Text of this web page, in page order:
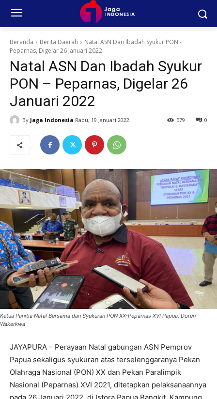
Beranda Berita Daerah
Natal ASN Dan Ibadah Syukur PON -
Peparnas, Digelar 26 Januari 2022
Natal ASN Dan Ibadah Syukur
PON – Peparnas, Digelar 26
Januari 2022
By Jaga Indonesia Rabu, 19 Januari 2022 0
579
Ketua Panitia Natal Bersama dan Syukuran PON XX-Peparnas XVI Papua, Doren
Wakerkwa
JAYAPURA – Perayaan Natal gabungan ASN Pemprov
Papua sekaligus syukuran atas terselenggaranya Pekan
Olahraga Nasional (PON) XX dan Pekan Paralimpik
Nasional (Peparnas) XVI 2021, ditetapkan pelaksanaannya
pada 26 Januari 2022, di Istora Papua Bangkit, Kampung